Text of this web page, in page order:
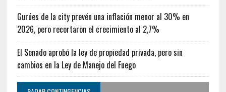
Gurúes de la city prevén una inflación menor al 30% en
2026, pero recortaron el crecimiento al 2,7%
El Senado aprobó la ley de propiedad privada, pero sin
cambios en la Ley de Manejo del Fuego